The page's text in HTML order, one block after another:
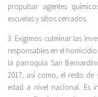
propulsar agentes
escuelas y sitios cerrados.
3. Exigimos culminar las
responsables en el
la parroquia San
2017, así como, el resto de
edad a nivel nacional. Es